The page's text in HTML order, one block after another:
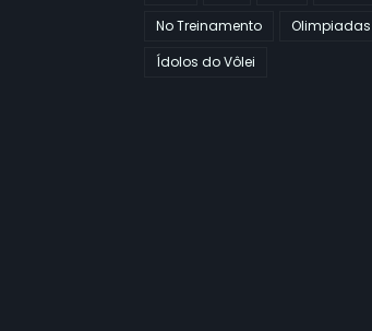
No Treinamento
Olimpiadas
Ídolos do Vôlei